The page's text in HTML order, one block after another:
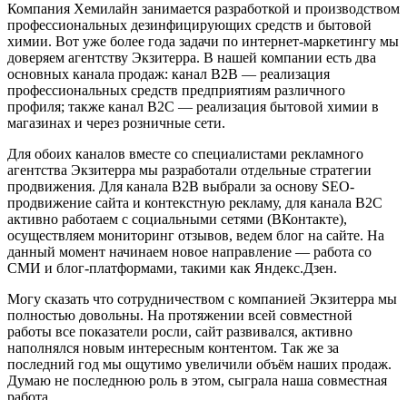
Компания Хемилайн занимается разработкой и производством
профессиональных дезинфицирующих средств и бытовой
химии. Вот уже более года задачи по интернет-маркетингу мы
доверяем агентству Экзитерра. В нашей компании есть два
основных канала продаж: канал B2B — реализация
профессиональных средств предприятиям различного
профиля; также канал B2C — реализация бытовой химии в
магазинах и через розничные сети.
Для обоих каналов вместе со специалистами рекламного
агентства Экзитерра мы разработали отдельные стратегии
продвижения. Для канала B2B выбрали за основу SEO-
продвижение сайта и контекстную рекламу, для канала B2C
активно работаем с социальными сетями (ВКонтакте),
осуществляем мониторинг отзывов, ведем блог на сайте. На
данный момент начинаем новое направление — работа со
СМИ и блог-платформами, такими как Яндекс.Дзен.
Могу сказать что сотрудничеством с компанией Экзитерра мы
полностью довольны. На протяжении всей совместной
работы все показатели росли, сайт развивался, активно
наполнялся новым интересным контентом. Так же за
последний год мы ощутимо увеличили объём наших продаж.
Думаю не последнюю роль в этом, сыграла наша совместная